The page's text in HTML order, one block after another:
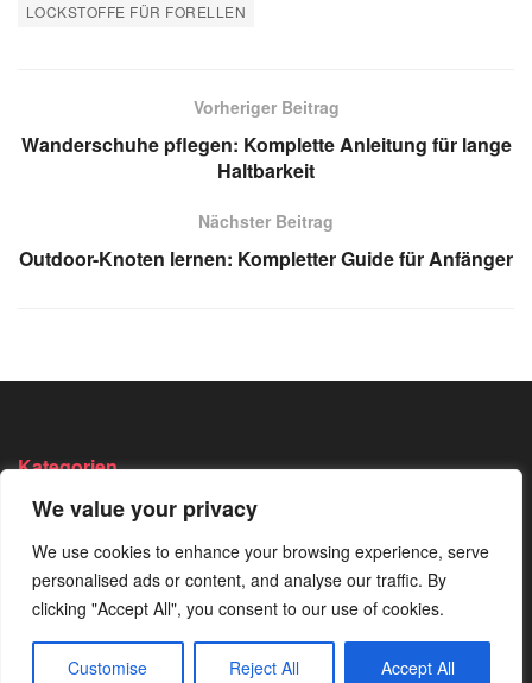
We value your privacy
We use cookies to enhance your browsing experience, serve
personalised ads or content, and analyse our traffic. By
clicking "Accept All", you consent to our use of cookies.
Customise Reject All Accept All
LOCKSTOFFE FÜR FORELLEN
Vorheriger Beitrag
Wanderschuhe pflegen: Komplette Anleitung für lange
Haltbarkeit
Nächster Beitrag
Outdoor-Knoten lernen: Kompletter Guide für Anfänger
Kategorien
Angeln
Bushcraft
Camping
Jagen
Survival
Trekking
Von Der
Redaktion
Wissen